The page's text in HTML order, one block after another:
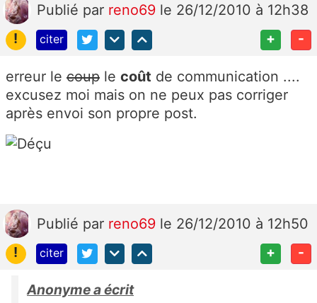
Publié par reno69 le 26/12/2010 à 12h38
!
citer + -
erreur le coup le coût de communication ....
excusez moi mais on ne peux pas corriger
après envoi son propre post.
Publié par reno69 le 26/12/2010 à 12h50
!
citer + -
Anonyme a écrit